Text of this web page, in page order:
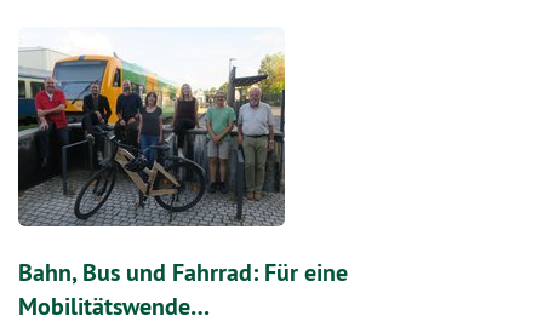
Bahn, Bus und Fahrrad: Für eine
Mobilitätswende…